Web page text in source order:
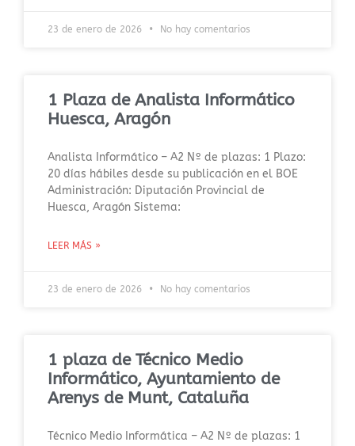
23 de enero de 2026 No hay comentarios
1 Plaza de Analista Informático
Huesca, Aragón
Analista Informático – A2 Nº de plazas: 1 Plazo:
20 días hábiles desde su publicación en el BOE
Administración: Diputación Provincial de
Huesca, Aragón Sistema:
LEER MÁS »
23 de enero de 2026 No hay comentarios
1 plaza de Técnico Medio
Informático, Ayuntamiento de
Arenys de Munt, Cataluña
Técnico Medio Informática – A2 Nº de plazas: 1